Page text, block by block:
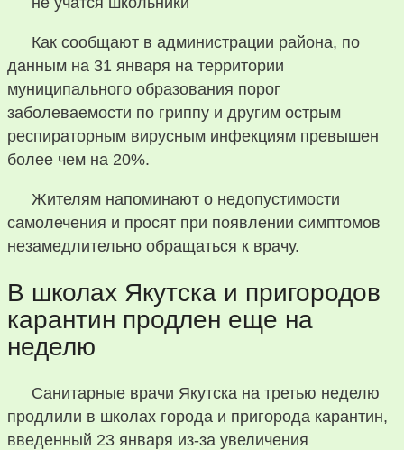
Как сообщают в администрации района, по
данным на 31 января на территории
муниципального образования порог
заболеваемости по гриппу и другим острым
респираторным вирусным инфекциям превышен
более чем на 20%.
Жителям напоминают о недопустимости
самолечения и просят при появлении симптомов
незамедлительно обращаться к врачу.
В школах Якутска и пригородов
карантин продлен еще на
неделю
Санитарные врачи Якутска на третью неделю
продлили в школах города и пригорода карантин,
введенный 23 января из-за увеличения